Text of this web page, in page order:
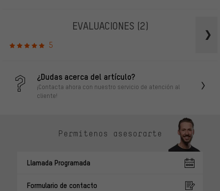
EVALUACIONES (2)
5
¿Dudas acerca del artículo?
¡Contacta ahora con nuestro servicio de atención al
cliente!
Permítenos asesorarte
Llamada Programada
Formulario de contacto